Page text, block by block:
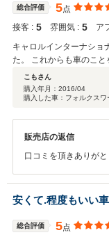
総合評価 5点
接客 : 5 雰囲気 : 5 ア
キャロルインターナショ
た。 これからも車のこと
こもさん
購入年月： 2016/04
購入した車：フォルク
販売店の返信
口コミを頂きありが
安くて.程度もいい
総合評価 5点